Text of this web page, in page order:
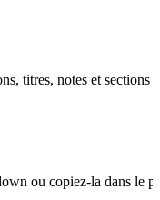
titres, notes et
ou copiez-la dans le